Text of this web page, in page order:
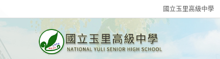
國立玉里高級中學